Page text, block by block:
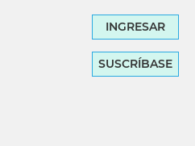
INGRESAR
SUSCRÍBASE